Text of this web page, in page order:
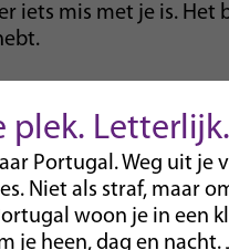
iets mis met je is.
plek. Letterlijk.
Portugal. Weg uit
Niet als straf, maar
woon je in een
je heen, dag en